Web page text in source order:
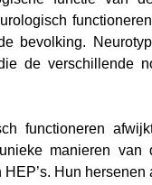
bevolking.
de verschillende
functioneren
manieren van
Hun hersenen